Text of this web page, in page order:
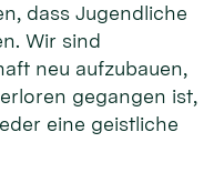
dass Jugendliche
Wir sind
neu aufzubauen,
gegangen ist,
eine geistliche